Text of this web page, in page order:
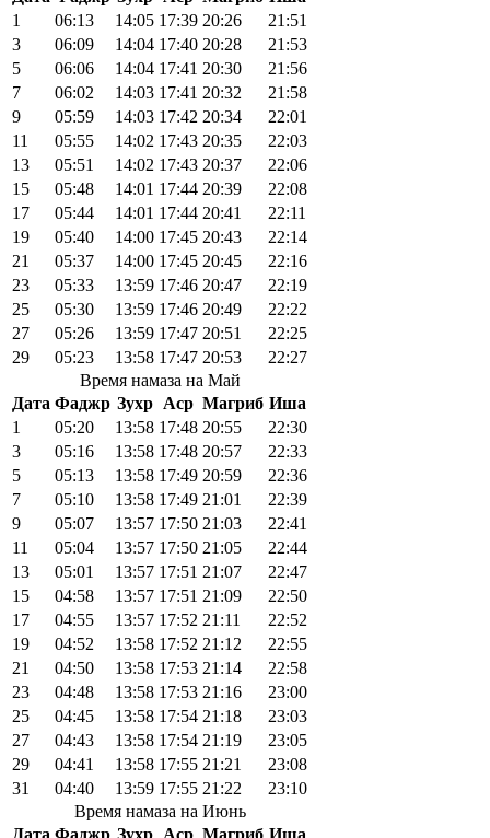
1
06:13 14:05 17:39 20:26
21:51
3
06:09 14:04 17:40 20:28
21:53
5
06:06 14:04 17:41 20:30
21:56
7
06:02 14:03 17:41 20:32
21:58
9
05:59 14:03 17:42 20:34
22:01
11
05:55 14:02 17:43 20:35
22:03
13
05:51 14:02 17:43 20:37
22:06
15
05:48 14:01 17:44 20:39
22:08
17
05:44 14:01 17:44 20:41
22:11
19
05:40 14:00 17:45 20:43
22:14
21
05:37 14:00 17:45 20:45
22:16
23
05:33 13:59 17:46 20:47
22:19
25
05:30 13:59 17:46 20:49
22:22
27
05:26 13:59 17:47 20:51
22:25
29
05:23 13:58 17:47 20:53
22:27
Время намаза на Май
Дата Фаджр Зухр Аср Магриб Иша
1
05:20 13:58 17:48 20:55
22:30
3
05:16 13:58 17:48 20:57
22:33
5
05:13 13:58 17:49 20:59
22:36
7
05:10 13:58 17:49 21:01
22:39
9
05:07 13:57 17:50 21:03
22:41
11
05:04 13:57 17:50 21:05
22:44
13
05:01 13:57 17:51 21:07
22:47
15
04:58 13:57 17:51 21:09
22:50
17
04:55 13:57 17:52 21:11
22:52
19
04:52 13:58 17:52 21:12
22:55
21
04:50 13:58 17:53 21:14
22:58
23
04:48 13:58 17:53 21:16
23:00
25
04:45 13:58 17:54 21:18
23:03
27
04:43 13:58 17:54 21:19
23:05
29
04:41 13:58 17:55 21:21
23:08
31
04:40 13:59 17:55 21:22
23:10
Время намаза на Июнь